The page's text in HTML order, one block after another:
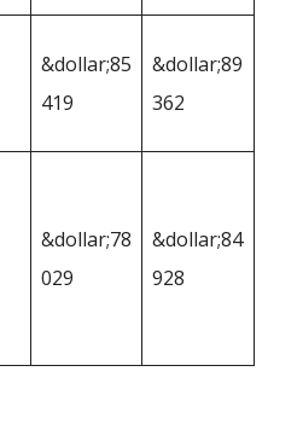
&dollar;85
419
&dollar;89
362
&dollar;78
029
&dollar;84
928